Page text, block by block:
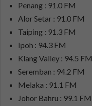
Penang : 91.0 FM
Alor Setar : 91.0 FM
Taiping : 91.3 FM
Ipoh : 94.3 FM
Klang Valley : 94.5 FM
Seremban : 94.2 FM
Melaka : 91.1 FM
Johor Bahru : 99.1 FM